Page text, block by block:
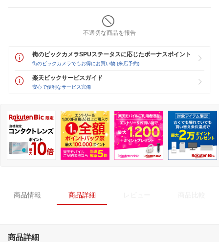
不適切な商品を報告
街のビックカメラSPUステータスに応じたボーナスポイント
街のビックカメラでもお得にお買い物 (来店予約)
楽天ビックサービスガイド
安心で便利なサービス完備
商品情報 商品詳細
商品詳細